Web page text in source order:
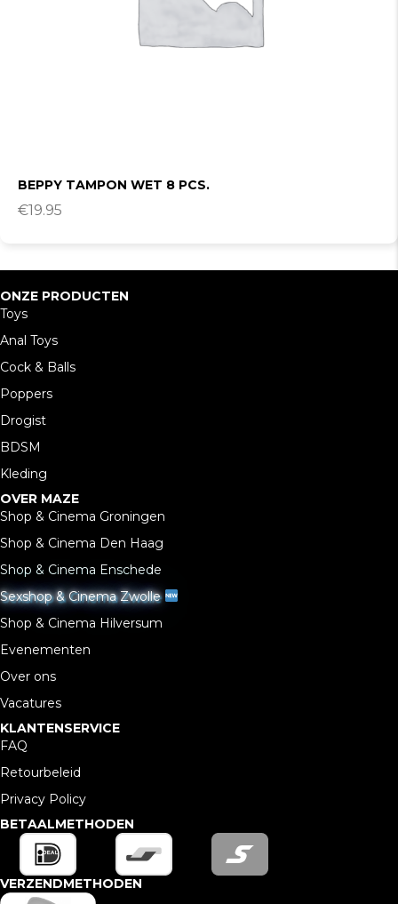
BEPPY TAMPON WET 8 PCS.
€19.95
ONZE PRODUCTEN
Toys
Anal Toys
Cock & Balls
Poppers
Drogist
BDSM
Kleding
OVER MAZE
Shop & Cinema Groningen
Shop & Cinema Den Haag
Shop & Cinema Enschede
Sexshop & Cinema Zwolle
Shop & Cinema Hilversum
Evenementen
Over ons
Vacatures
KLANTENSERVICE
FAQ
Retourbeleid
Privacy Policy
BETAALMETHODEN
VERZENDMETHODEN